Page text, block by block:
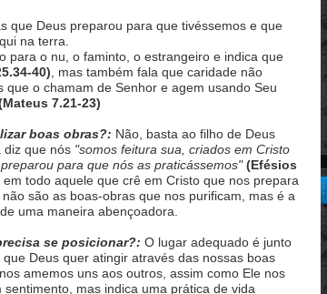
que Deus preparou para que tivéssemos e que
na terra.
para o nu, o faminto, o estrangeiro e indica que
40) , mas também fala que caridade não
o chamam de Senhor e agem usando Seu
7.21-23)
boas obras?: Não, basta ao filho de Deus
diz que nós "somos feitura sua, criados em Cristo
para que nós as praticássemos"(Efésios
todo aquele que crê em Cristo que nos prepara
são as boas-obras que nos purificam, mas é a
uma maneira abençoadora.
se posicionar?: O lugar adequado é junto
Deus quer atingir através das nossas boas
amemos uns aos outros, assim como Ele nos
mas indica uma prática de vida